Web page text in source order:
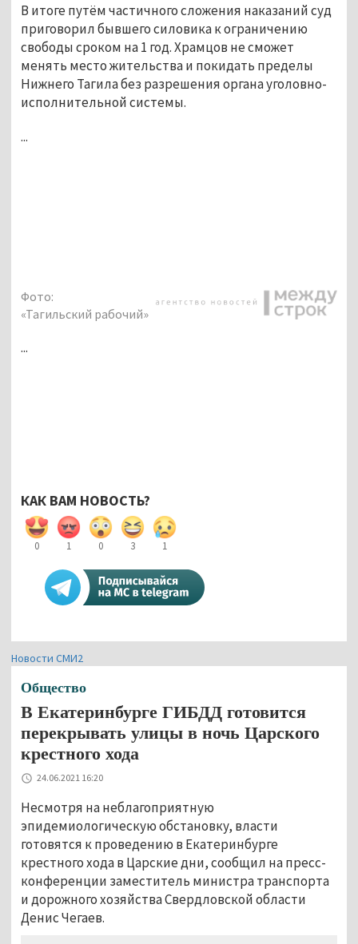
В итоге путём частичного сложения наказаний суд
приговорил бывшего силовика к ограничению
свободы сроком на 1 год. Храмцов не сможет
менять место жительства и покидать пределы
Нижнего Тагила без разрешения органа уголовно-
исполнительной системы.
...
Фото:
«Тагильский рабочий»
...
КАК ВАМ НОВОСТЬ?
0 1 0 3 1
Новости СМИ2
Общество
В Екатеринбурге ГИБДД готовится
перекрывать улицы в ночь Царского
крестного хода
24.06.2021 16:20
Несмотря на неблагоприятную
эпидемиологическую обстановку, власти
готовятся к проведению в Екатеринбурге
крестного хода в Царские дни, сообщил на пресс-
конференции заместитель министра транспорта
и дорожного хозяйства Свердловской области
Денис Чегаев.